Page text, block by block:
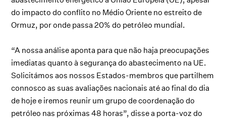
do impacto do conflito no Médio Oriente no estreito de
Ormuz, por onde passa 20% do petróleo mundial.
“A nossa análise aponta para que não haja preocupações
imediatas quanto à segurança do abastecimento na UE.
Solicitámos aos nossos Estados-membros que partilhem
connosco as suas avaliações nacionais até ao final do dia
de hoje e iremos reunir um grupo de coordenação do
petróleo nas próximas 48 horas”, disse a porta-voz do